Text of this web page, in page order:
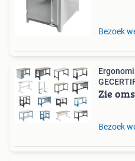
Bezoek
Zie
Bezoek